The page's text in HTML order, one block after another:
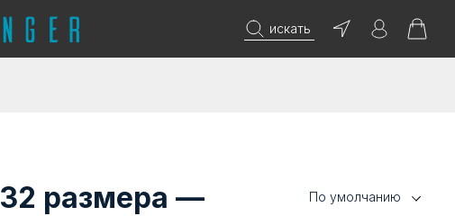
искать
размера — По умолчанию